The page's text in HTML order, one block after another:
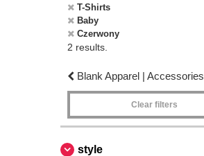
T-Shirts
Baby
Czerwony
2 results.
Blank Apparel | Accessories
Clear filters
style